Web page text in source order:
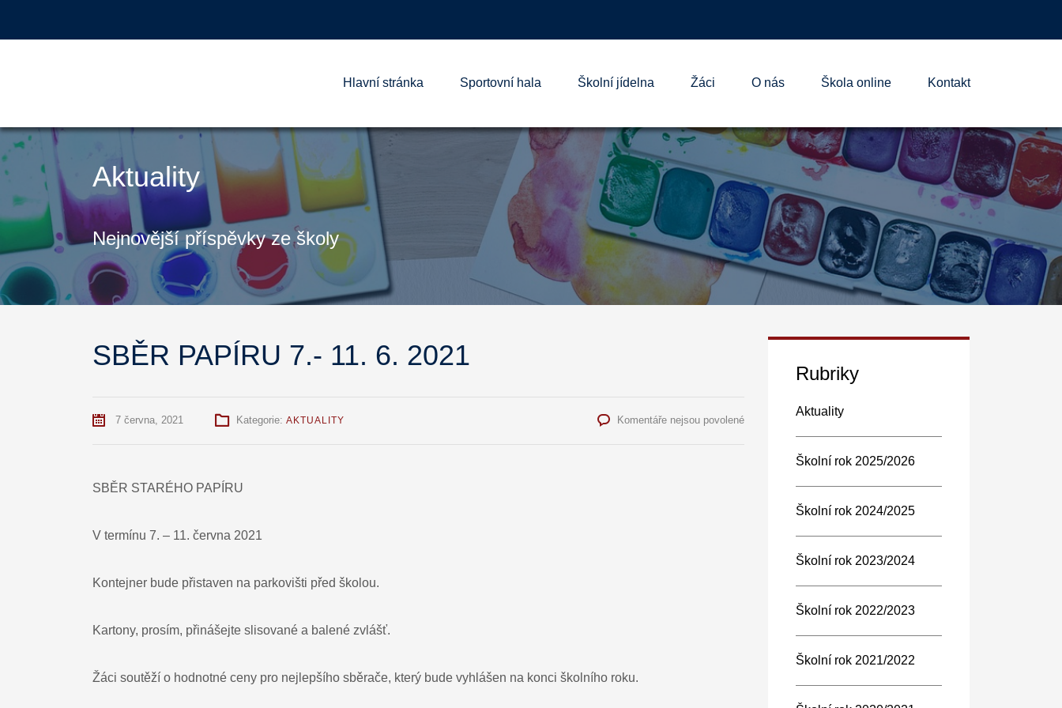
Hlavní stránka Sportovní hala Školní jídelna Žáci O nás Škola online Kontakt
Aktuality
Nejnovější příspěvky ze školy
SBĚR PAPÍRU 7.- 11. 6. 2021
7 června, 2021 Kategorie: AKTUALITY Komentáře nejsou povolenéu
SBĚR STARÉHO PAPÍRU
V termínu 7. – 11. června 2021
Kontejner bude přistaven na parkovišti před školou.
Kartony, prosím, přinášejte slisované a balené zvlášť.
Žáci soutěží o hodnotné ceny pro nejlepšího sběrače, který bude vyhlášen na konci školního roku.
Rubriky
Aktuality
Školní rok 2025/2026
Školní rok 2024/2025
Školní rok 2023/2024
Školní rok 2022/2023
Školní rok 2021/2022